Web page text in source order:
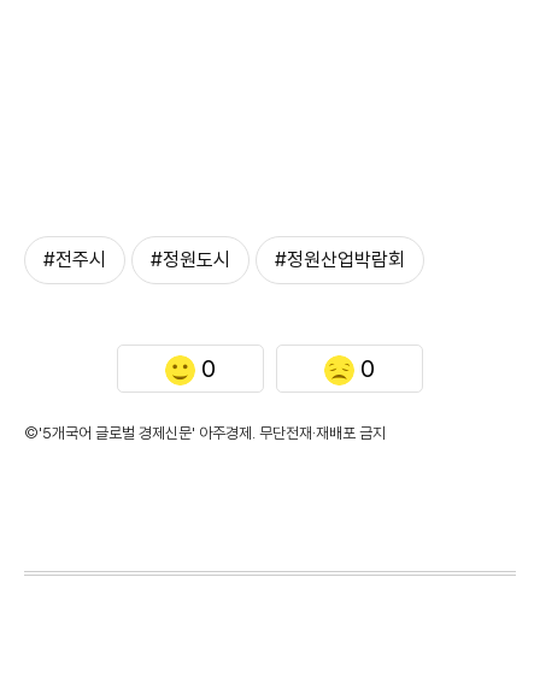
#전주시 #정원도시 #정원산업박람회
0 0
©'5개국어 글로벌 경제신문' 아주경제. 무단전재·재배포 금지